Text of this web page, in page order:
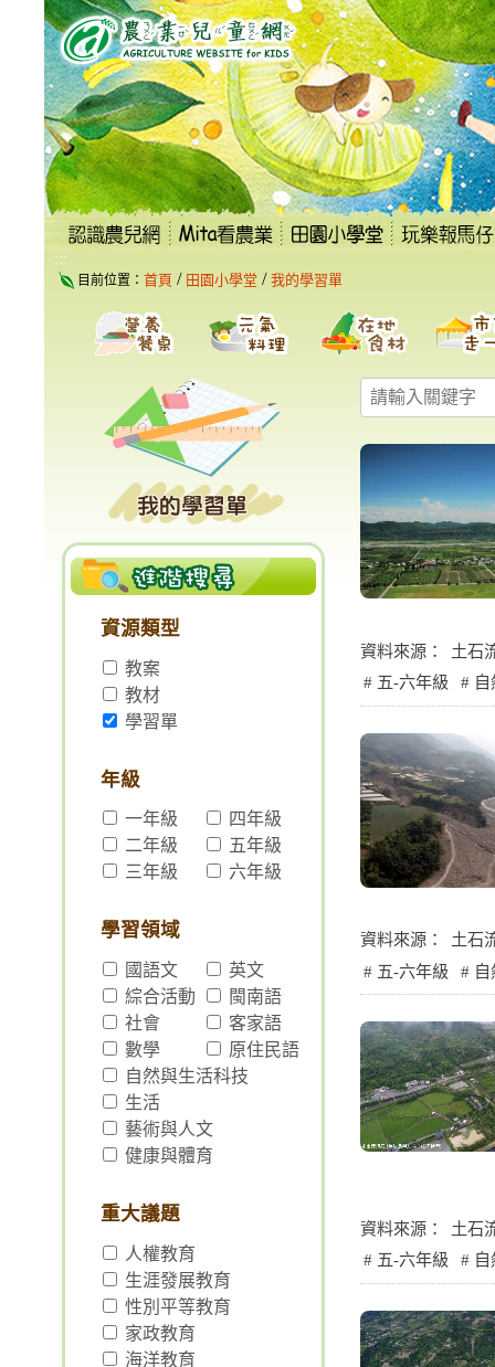
跳
到
主
要
內
容
區
塊
:::
目前位置： 首頁 / 田園小學堂 / 我的學習單
資源類型
教案
教材
學習單
年級
一年級
二年級
三年級
四年級
五年級
六年級
學習領域
國語文
綜合活動
社會
數學
英文
閩南語
客家語
原住民語
自然與生活科技
生活
藝術與人文
健康與體育
重大議題
人權教育
生涯發展教育
性別平等教育
家政教育
海洋教育
資料來源：
土石
五-六年級
資料來源：
土石
五-六年級
資料來源：
土石
五-六年級